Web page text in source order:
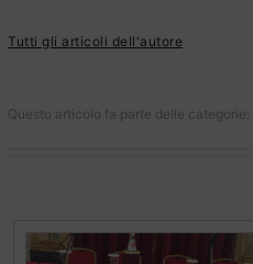
Tutti gli articoli dell'autore
Questo articolo fa parte delle categorie: